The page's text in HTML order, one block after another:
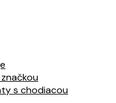
s chodiacou